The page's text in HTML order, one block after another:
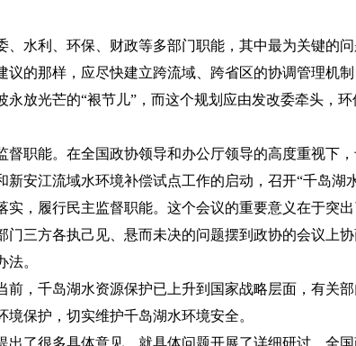
、水利、环保、财政等多部门职能，其中最为关键的
的那样，应尽快建立跨流域、跨省区的协调管理机
放光芒的“裉节儿”，而这个规划应由发改委牵头，
督职能。在全国政协领导和办公厅领导的高度重视下
安江流域水环境补偿试点工作的启动，召开“千岛湖
，履行民主监督职能。这个会议的重要意义在于突
三方各执己见、悬而未决的问题摆到政协的会议上协
。
前，千岛湖水资源保护已上升到国家战略层面，有关
保护，切实维护千岛湖水环境安全。
出了很多具体意见，就具体问题开展了详细研讨。全